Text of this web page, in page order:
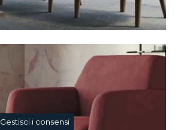
Gestisci i consensi
ADELE